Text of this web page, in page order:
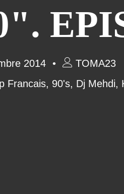
2014
TOMA23
Francais, 90's, Dj Mehdi,